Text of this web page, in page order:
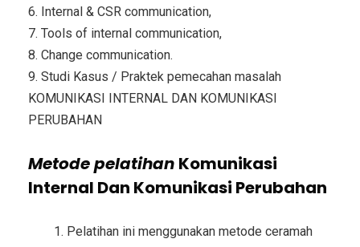
6. Internal & CSR communication,
7. Tools of internal communication,
8. Change communication.
9. Studi Kasus / Praktek pemecahan masalah
KOMUNIKASI INTERNAL DAN KOMUNIKASI
PERUBAHAN
Metodepelatihan Komunikasi
Internal Dan Komunikasi Perubahan
Pelatihan ini menggunakan metode ceramah